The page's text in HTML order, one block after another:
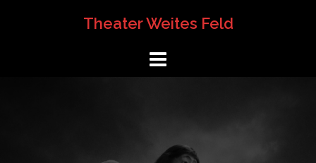
Theater Weites Feld